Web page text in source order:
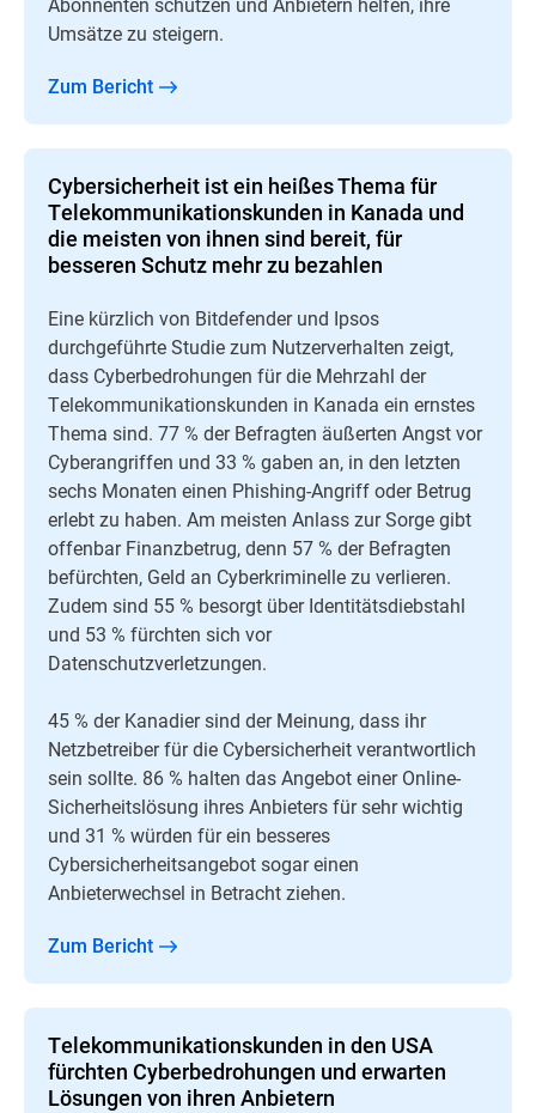
Umsätze zu steigern.
Zum Bericht
Cybersicherheit ist ein heißes Thema für
Telekommunikationskunden in Kanada und
die meisten von ihnen sind bereit, für
besseren Schutz mehr zu bezahlen
Eine kürzlich von Bitdefender und Ipsos
durchgeführte Studie zum Nutzerverhalten zeigt,
dass Cyberbedrohungen für die Mehrzahl der
Telekommunikationskunden in Kanada ein ernstes
Thema sind. 77 % der Befragten äußerten Angst vor
Cyberangriffen und 33 % gaben an, in den letzten
sechs Monaten einen Phishing-Angriff oder Betrug
erlebt zu haben. Am meisten Anlass zur Sorge gibt
offenbar Finanzbetrug, denn 57 % der Befragten
befürchten, Geld an Cyberkriminelle zu verlieren.
Zudem sind 55 % besorgt über Identitätsdiebstahl
und 53 % fürchten sich vor
Datenschutzverletzungen.
45 % der Kanadier sind der Meinung, dass ihr
Netzbetreiber für die Cybersicherheit verantwortlich
sein sollte. 86 % halten das Angebot einer Online-
Sicherheitslösung ihres Anbieters für sehr wichtig
und 31 % würden für ein besseres
Cybersicherheitsangebot sogar einen
Anbieterwechsel in Betracht ziehen.
Zum Bericht
Telekommunikationskunden in den USA
fürchten Cyberbedrohungen und erwarten
Lösungen von ihren Anbietern